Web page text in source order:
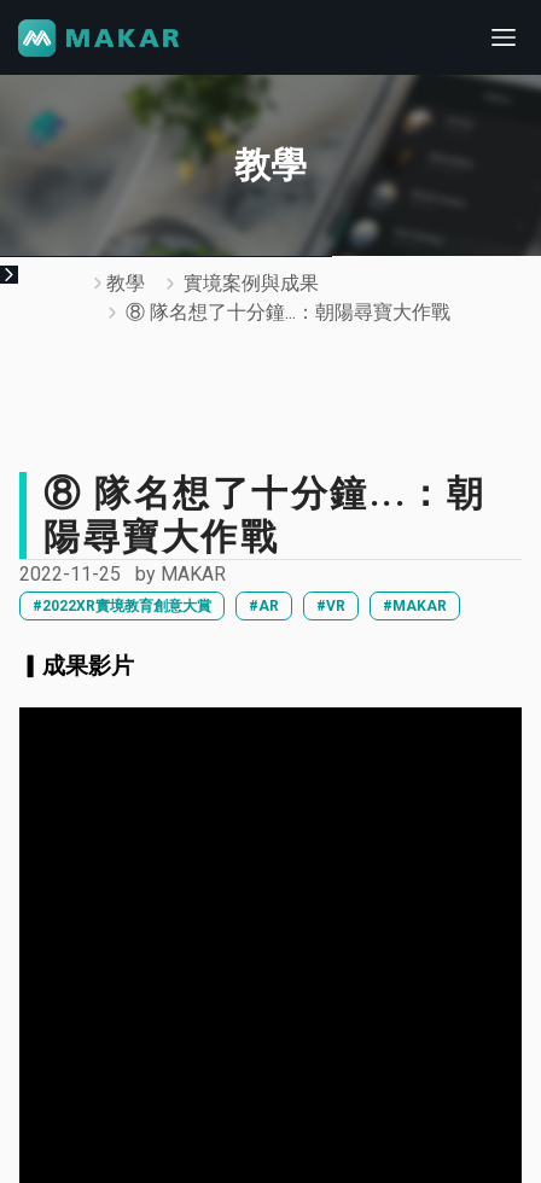
教學
教學
實境案例與成果
⑧ 隊名想了十分鐘...：朝陽尋寶大作戰
⑧ 隊名想了十分鐘...：朝
陽尋寶大作戰
2022-11-25 by MAKAR
#2022XR實境教育創意大賞 #AR #VR #MAKAR
▎成果影片